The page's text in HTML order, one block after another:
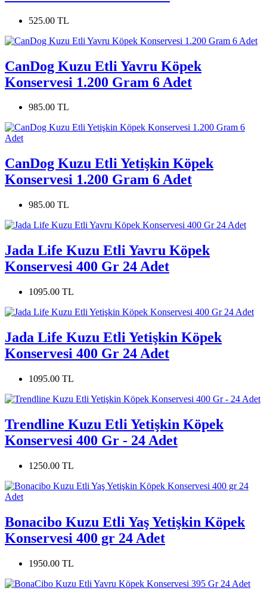
525.00 TL
CanDog Kuzu Etli Yavru Köpek
Konservesi 1.200 Gram 6 Adet
985.00 TL
CanDog Kuzu Etli Yetişkin Köpek
Konservesi 1.200 Gram 6 Adet
985.00 TL
Jada Life Kuzu Etli Yavru Köpek
Konservesi 400 Gr 24 Adet
1095.00 TL
Jada Life Kuzu Etli Yetişkin Köpek
Konservesi 400 Gr 24 Adet
1095.00 TL
Trendline Kuzu Etli Yetişkin Köpek
Konservesi 400 Gr - 24 Adet
1250.00 TL
Bonacibo Kuzu Etli Yaş Yetişkin Köpek
Konservesi 400 gr 24 Adet
1950.00 TL